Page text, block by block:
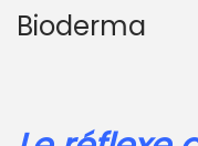
Bioderma